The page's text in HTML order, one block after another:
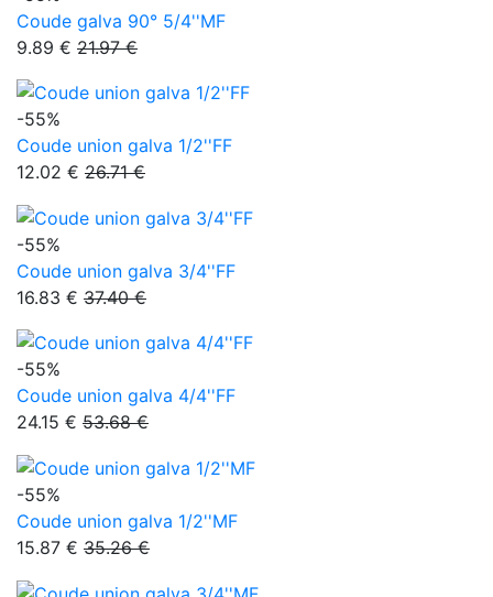
Coude galva 90° 5/4''MF
9.89 € 21.97 €
-55%
Coude union galva 1/2''FF
12.02 € 26.71 €
-55%
Coude union galva 3/4''FF
16.83 € 37.40 €
-55%
Coude union galva 4/4''FF
24.15 € 53.68 €
-55%
Coude union galva 1/2''MF
15.87 € 35.26 €